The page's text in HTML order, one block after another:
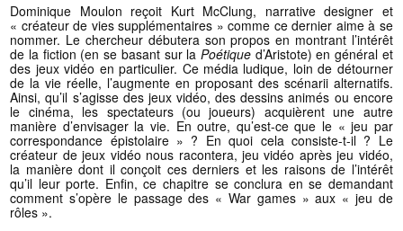
Dominique Moulon reçoit Kurt McClung, narrative designer et
« créateur de vies supplémentaires » comme ce dernier aime à se
nommer. Le chercheur débutera son propos en montrant l’intérêt
de la fiction (en se basant sur la Poétiqued’Aristote) en général et
des jeux vidéo en particulier. Ce média ludique, loin de détourner
de la vie réelle, l’augmente en proposant des scénarii alternatifs.
Ainsi, qu’il s’agisse des jeux vidéo, des dessins animés ou encore
le cinéma, les spectateurs (ou joueurs) acquièrent une autre
manière d’envisager la vie. En outre, qu’est-ce que le « jeu par
correspondance épistolaire » ? En quoi cela consiste-t-il ? Le
créateur de jeux vidéo nous racontera, jeu vidéo après jeu vidéo,
la manière dont il conçoit ces derniers et les raisons de l’intérêt
qu’il leur porte. Enfin, ce chapitre se conclura en se demandant
comment s’opère le passage des « War games » aux « jeu de
rôles ».